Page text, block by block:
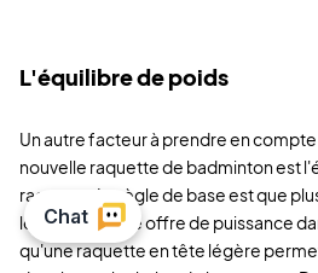
L'équilibre de poids
Un autre facteur à prendre en
nouvelle raquette de badminton est
raquette. La règle de base est que
lourde, plus elle offre de puissance
qu'une raquette en tête légère